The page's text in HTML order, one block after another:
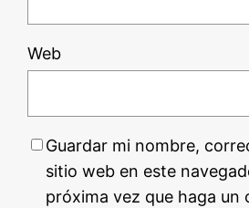
Web
Guardar mi nombre,
sitio web en este
próxima vez que haga un